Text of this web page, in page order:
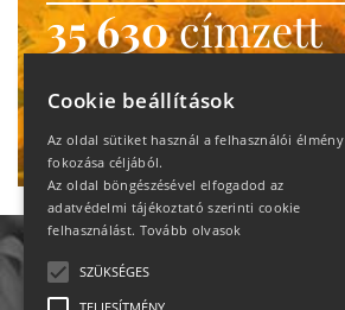
35 630címzett
heti motiváció
Ne maradj le!
Cookie beállítások
Az oldal sütiket használ a felhasználói élmény
fokozása céljából.
Az oldal böngészésével elfogadod az
adatvédelmi tájékoztató szerinti cookie
felhasználást. Tovább olvasok
SZÜKSÉGES